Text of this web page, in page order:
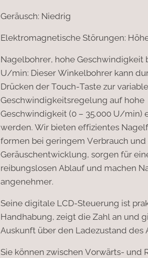
Geräusch: Niedrig
Elektromagnetische Störungen:
Nagelbohrer, hohe Geschwindigkeit
U/min: Dieser Winkelbohrer kann
Drücken der Touch-Taste zur
Geschwindigkeitsregelung auf hohe
Geschwindigkeit (0 – 35.000 U/min)
werden. Wir bieten effizientes
formen bei geringem Verbrauch
Geräuschentwicklung, sorgen für
reibungslosen Ablauf und machen
angenehmer.
Seine digitale LCD-Steuerung ist
Handhabung, zeigt die Zahl an und
Auskunft über den Ladezustand des
Sie können zwischen Vorwärts- und